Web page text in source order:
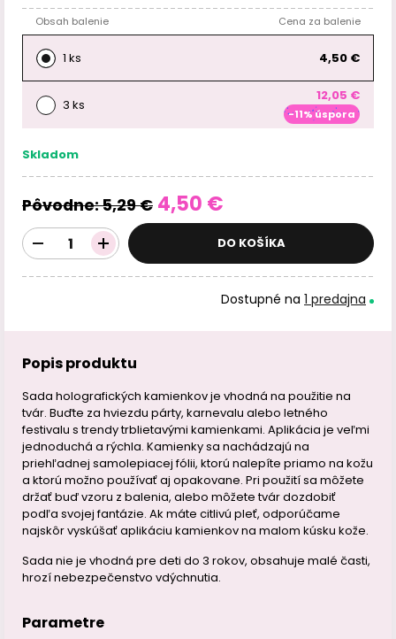
Obsah balenie Cena za balenie
1 ks 4,50 €
3 ks
12,05 €
-11% úspora
Skladom
Pôvodne:5,29 € 4,50 €
DO KOŠÍKA
Dostupné na 1 predajna
Popis produktu
Sada holografických kamienkov je vhodná na použitie na
tvár. Buďte za hviezdu párty, karnevalu alebo letného
festivalu s trendy trblietavými kamienkami. Aplikácia je veľmi
jednoduchá a rýchla. Kamienky sa nachádzajú na
priehľadnej samolepiacej fólii, ktorú nalepíte priamo na kožu
a ktorú možno používať aj opakovane. Pri použití sa môžete
držať buď vzoru z balenia, alebo môžete tvár dozdobiť
podľa svojej fantázie. Ak máte citlivú pleť, odporúčame
najskôr vyskúšať aplikáciu kamienkov na malom kúsku kože.
Sada nie je vhodná pre deti do 3 rokov, obsahuje malé časti,
hrozí nebezpečenstvo vdýchnutia.
Parametre